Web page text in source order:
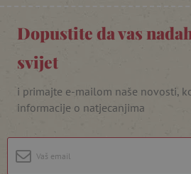
Dopustite da vas
svijet
i primajte e-mailom naše novosti,
informacije o natjecanjima
lastVisitedProduct
_lb_ccc
Googleovu politiku